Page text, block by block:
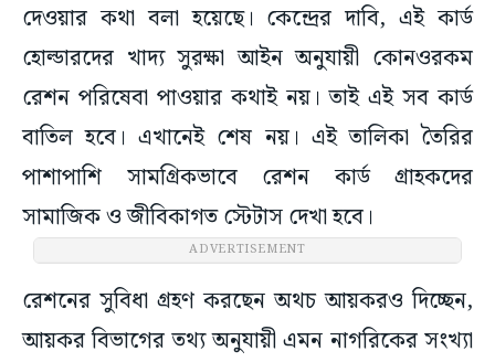
দেওয়ার কথা বলা হয়েছে। কেন্দ্রের দাবি, এই কার্ড
হোল্ডারদের খাদ্য সুরক্ষা আইন অনুযায়ী কোনওরকম
রেশন পরিষেবা পাওয়ার কথাই নয়। তাই এই সব কার্ড
বাতিল হবে। এখানেই শেষ নয়। এই তালিকা তৈরির
পাশাপাশি সামগ্রিকভাবে রেশন কার্ড গ্রাহকদের
সামাজিক ও জীবিকাগত স্টেটাস দেখা হবে।
ADVERTISEMENT
রেশনের সুবিধা গ্রহণ করছেন অথচ আয়করও দিচ্ছেন,
আয়কর বিভাগের তথ্য অনুযায়ী এমন নাগরিকের সংখ্যা